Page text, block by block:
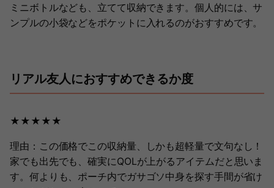
ミニボトルなども、立てて収納できます。個人的には、サ
ンプルの小袋などをポケットに入れるのがおすすめです。
リアル友人におすすめできるか度
★★★★★
理由：この価格でこの収納量、しかも超軽量で文句なし！
家でも出先でも、確実にQOLが上がるアイテムだと思いま
す。何よりも、ポーチ内でガサゴソ中身を探す手間が省け